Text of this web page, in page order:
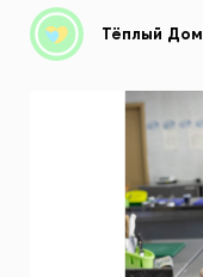
Тёплый Дом